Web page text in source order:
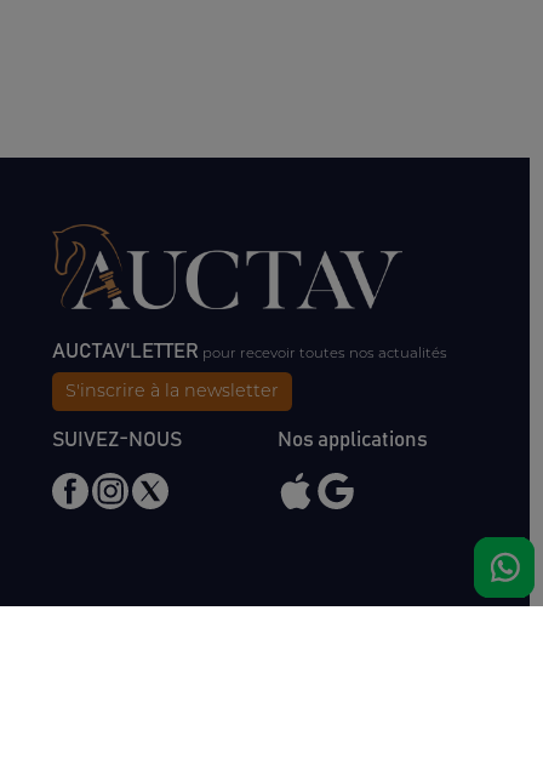
AUCTAV'LETTER pour recevoir toutes nos actualités
S'inscrire à la newsletter
SUIVEZ-NOUS Nos applications